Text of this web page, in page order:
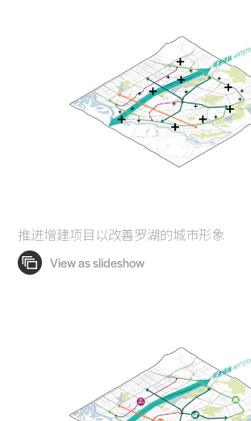
推进增建项目以改善罗湖的城市形象